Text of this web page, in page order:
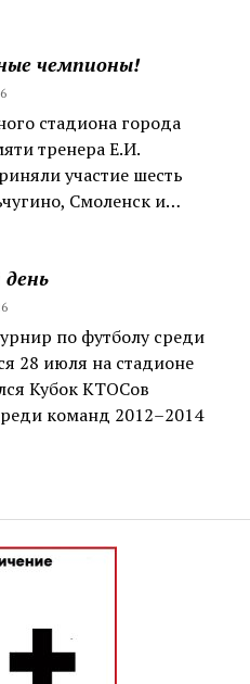
чемпионы!
стадиона города
тренера Е.И.
участие шесть
Смоленск и…
по футболу среди
28 июля на стадионе
Кубок КТОСов
команд 2012–2014